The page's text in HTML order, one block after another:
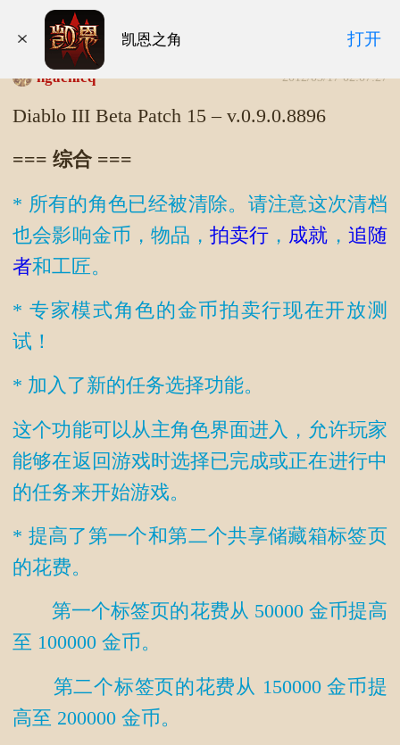
凯恩之角 打开
暗黑3测试 Patch15 补丁更新列表
ngacnlcq 2012/03/17 02:07:27
Diablo III Beta Patch 15 – v.0.9.0.8896
=== 综合 ===
* 所有的角色已经被清除。请注意这次清档
也会影响金币，物品，拍卖行 ， 成就 ， 追随
者和工匠。
* 专家模式角色的金币拍卖行现在开放测
试！
* 加入了新的任务选择功能。
这个功能可以从主角色界面进入，允许玩家
能够在返回游戏时选择已完成或正在进行中
的任务来开始游戏。
* 提高了第一个和第二个共享储藏箱标签页
的花费。
第一个标签页的花费从 50000 金币提高
至 100000 金币。
第二个标签页的花费从 150000 金币提
高至 200000 金币。